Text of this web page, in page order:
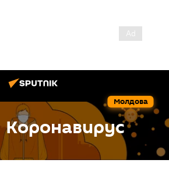
Молдова
Коронавирус